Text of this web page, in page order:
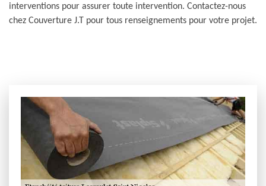
interventions pour assurer toute intervention. Contactez-nous
chez Couverture J.T pour tous renseignements pour votre projet.